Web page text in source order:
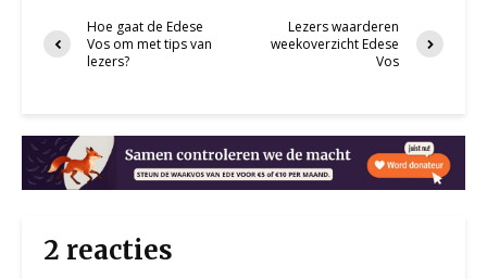
Hoe gaat de Edese
Vos om met tips van
lezers?
Lezers waarderen
weekoverzicht Edese
Vos
2 reacties